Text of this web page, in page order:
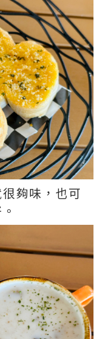
夠味，也可